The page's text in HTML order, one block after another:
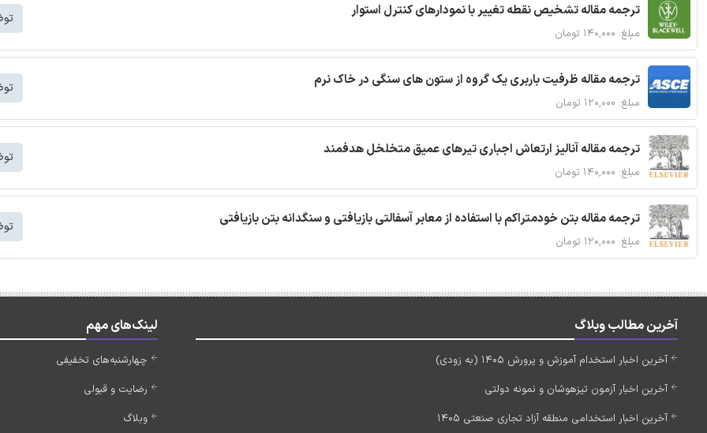
ترجمه مقاله تشخیص نقطه تغییر با نمودارهای کنترل استوار
مبلغ: ۱۴۰,۰۰۰ تومان
ترجمه مقاله ظرفیت باربری یک گروه از ستون های سنگی در خاک نرم
مبلغ: ۱۲۰,۰۰۰ تومان
ترجمه مقاله آنالیز ارتعاش اجباری تیرهای عمیق متخلخل هدفمند
مبلغ: ۱۴۰,۰۰۰ تومان
ترجمه مقاله بتن خودمتراکم با استفاده از معابر آسفالتی بازیافتی و سنگدانه بتن بازیافتی
مبلغ: ۱۲۰,۰۰۰ تومان
آخرین مطالب وبلاگ
آخرین اخبار استخدام آموزش و پرورش 1405 (به زودی)
آخرین اخبار آزمون تیزهوشان و نمونه دولتی
آخرین اخبار استخدامی منطقه آزاد تجاری صنعتی 1405
لینک‌های مهم
چهارشنبه‌های تخفیفی
رضایت و قبولی
وبلاگ